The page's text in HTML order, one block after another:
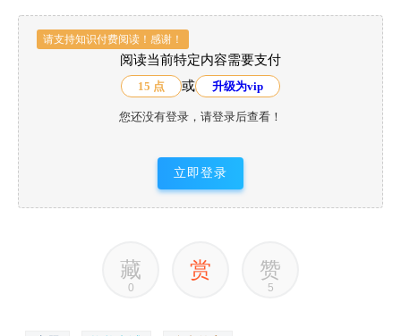
请支持知识付费阅读！感谢！
阅读当前特定内容需要支付
15 点 或 升级为vip
您还没有登录，请登录后查看！
立即登录
藏
0
赏 赞
5